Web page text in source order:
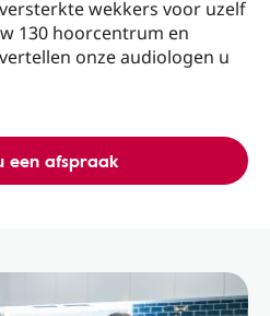
wekkers voor uzelf
130 hoorcentrum en
onze audiologen u
een afspraak